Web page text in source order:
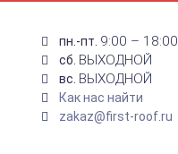
пн.-пт. 9:00 – 18:00
сб. ВЫХОДНОЙ
вс. ВЫХОДНОЙ
Как нас найти
zakaz@first-roof.ru